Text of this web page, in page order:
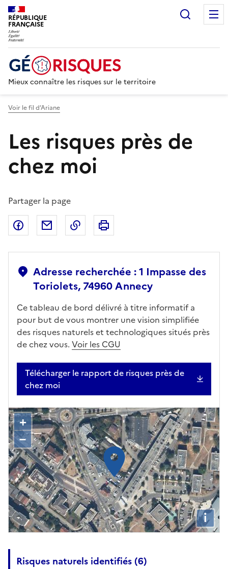
RÉPUBLIQUE
FRANÇAISE
Mieux connaître les risques sur le territoire
Voir le fil d’Ariane
Les risques près de
chez moi
Partager la page
Partager sur Facebook
Partager par emailCopier dans le presse-papier
Adresse recherchée : 1 Impasse des
Toriolets, 74960 Annecy
Ce tableau de bord délivré à titre informatif a
pour but de vous montrer une vision simplifiée
des risques naturels et technologiques situés près
de chez vous. Voir les CGU
Télécharger le rapport de risques près de
chez moi
+
–
i
Risques naturels identifiés (6)